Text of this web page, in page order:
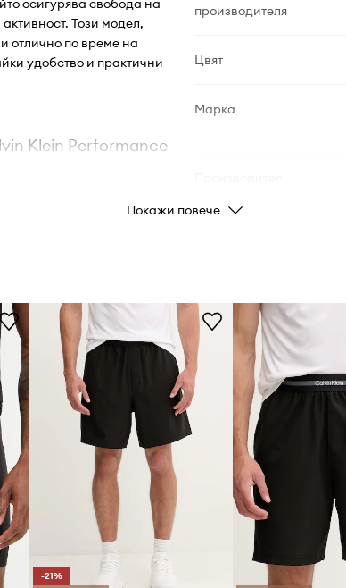
осигурява свобода на
Този модел,
отлично по време на
удобство и практични
Klein Performance
което е
за
поддържането
което е важно
производителя
Цвят
Марка
Покажи повече
-21%